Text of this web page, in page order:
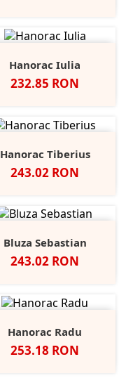
Hanorac Iulia
Pret
232.85 RON
Hanorac Tiberius
Pret
243.02 RON
Bluza Sebastian
Pret
243.02 RON
Hanorac Radu
Pret
253.18 RON